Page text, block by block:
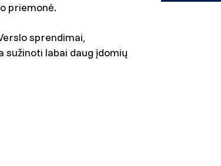
priemonė.
sprendimai,
sužinoti labai daug įdomių